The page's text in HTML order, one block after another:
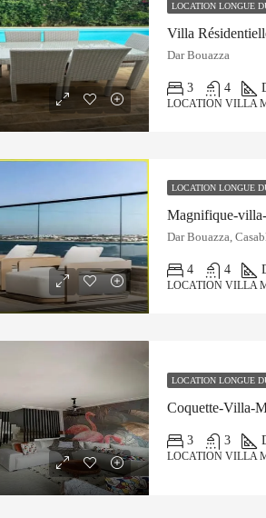
LOCATION LONGUE
Villa
Dar Bouazza
3 4
LOCATION VILLA
LOCATION LONGUE
Dar Bouazza,
4 4
LOCATION VILLA
LOCATION LONGUE
Coquette-Villa-
3 3
LOCATION VILLA